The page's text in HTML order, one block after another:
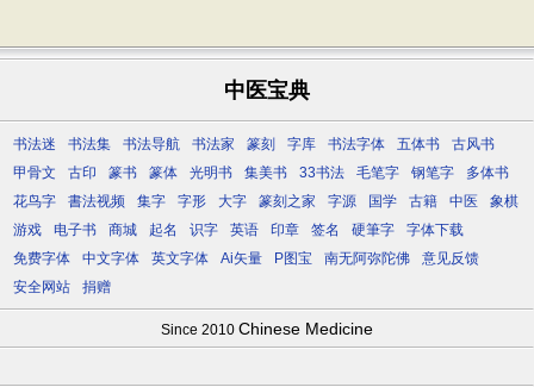
中医宝典
书法迷 书法集 书法导航 书法家 篆刻 字库 书法字体 五体书
古风书
甲骨文
古印 篆书 篆体 光明书 集美书 33书法 毛笔字 钢笔字
多体书
花鸟字
書法视频 集字 字形 大字 篆刻之家 字源 国学 古籍 中医
象棋
游戏
电子书 商城 起名 识字 英语 印章 签名 硬筆字
字体下载
免费字体
中文字体 英文字体 Ai矢量 P图宝 南无阿弥陀佛
意见反馈
安全网站
捐赠
Since 2010 Chinese Medicine